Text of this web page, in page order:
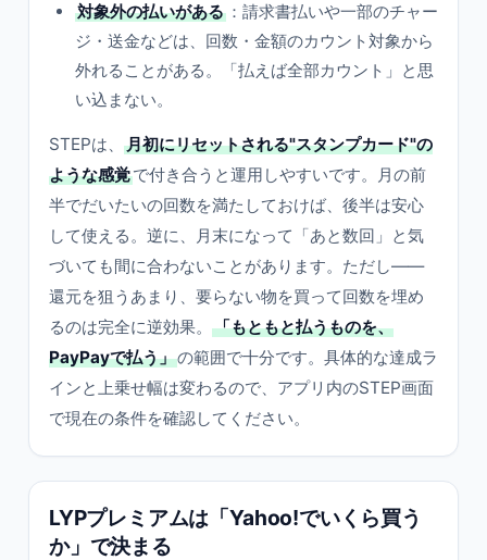
対象外の払いがある ：請求書払いや一部のチャー
ジ・送金などは、回数・金額のカウント対象から
外れることがある。「払えば全部カウント」と思
い込まない。
STEPは、
月初にリセットされる"スタンプカード"の
ような感覚で付き合うと運用しやすいです。月の前
半でだいたいの回数を満たしておけば、後半は安心
して使える。逆に、月末になって「あと数回」と気
づいても間に合わないことがあります。ただし——
還元を狙うあまり、要らない物を買って回数を埋め
るのは完全に逆効果。
「もともと払うものを、
PayPayで払う」の範囲で十分です。具体的な達成ラ
インと上乗せ幅は変わるので、アプリ内のSTEP画面
で現在の条件を確認してください。
LYPプレミアムは「Yahoo!でいくら買う
か」で決まる